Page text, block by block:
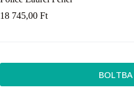
18 745,00 Ft
BOLTBA